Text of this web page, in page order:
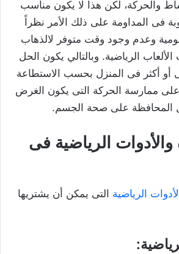
والحركة، لكن هذا لا يكون مناسب
فى المداومة على ذلك الأمر نظراً
وعدم وجود وقت متوفر لالذهاب
الألعاب الرياضية. وبالتالي يكون الحل
أو أكثر فى المنزل بحسب الاستطاعة
ممارسة الحركة التى يكون الغرض
المحافظة على صحة الجسم.
والأدوات الرياضية فى
الرياضية التى يمكن أن يشتريها